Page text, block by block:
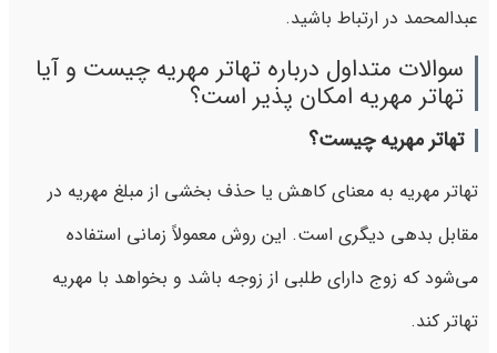
عبدالمحمد در ارتباط باشید.
سوالات متداول درباره تهاتر مهریه چیست و آیا
تهاتر مهریه امکان پذیر است؟
تهاتر مهریه چیست؟
تهاتر مهریه به معنای کاهش یا حذف بخشی از مبلغ مهریه در
مقابل بدهی دیگری است. این روش معمولاً زمانی استفاده
می‌شود که زوج دارای طلبی از زوجه باشد و بخواهد با مهریه
تهاتر کند.